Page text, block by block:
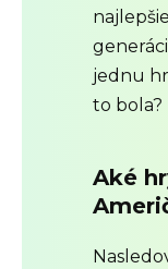
jednu
to bola?
Aké